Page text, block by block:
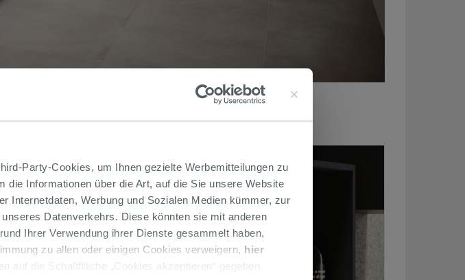
Party-Cookies, um Ihnen gezielte Werbemitteilungen zu
die Informationen über die Art, auf die Sie unsere Website
Internetdaten, Werbung und Sozialen Medien kümmer, zur
Datenverkehrs. Diese könnten sie mit anderen
Ihrer Verwendung ihrer Dienste gesammelt haben,
zu allen oder einigen Cookies verweigern, hier
auf die Schaltfläche „Cookies akzeptieren“ gegeben
auf dem Foto